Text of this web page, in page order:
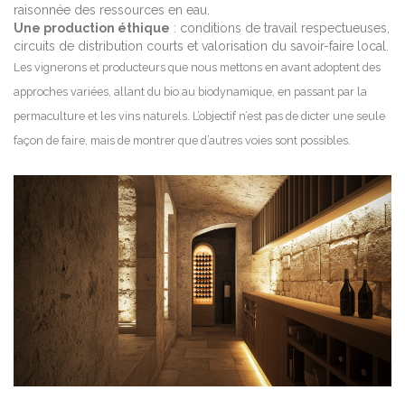
raisonnée des ressources en eau.
Une production éthique : conditions de travail respectueuses,
circuits de distribution courts et valorisation du savoir-faire local.
Les vignerons et producteurs que nous mettons en avant adoptent des
approches variées, allant du bio au biodynamique, en passant par la
permaculture et les vins naturels. L’objectif n’est pas de dicter une seule
façon de faire, mais de montrer que d’autres voies sont possibles.